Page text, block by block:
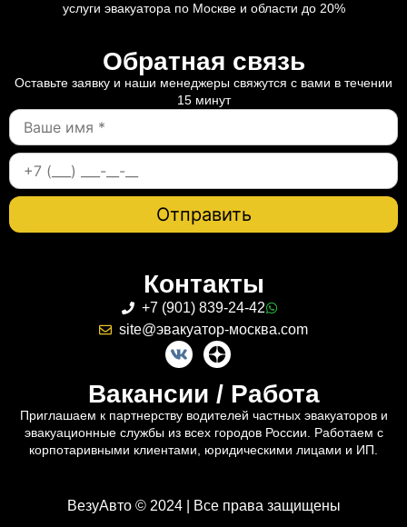
услуги эвакуатора по Москве и области до 20%
Обратная связь
Оставьте заявку и наши менеджеры свяжутся с вами в течении
15 минут
Контакты
+7 (901) 839-24-42
site@эвакуатор-москва.com
Вакансии / Работа
Приглашаем к партнерству водителей частных эвакуаторов и
эвакуационные службы из всех городов России. Работаем с
корпотаривными клиентами, юридическими лицами и ИП.
ВезуАвто © 2024 | Все права защищены